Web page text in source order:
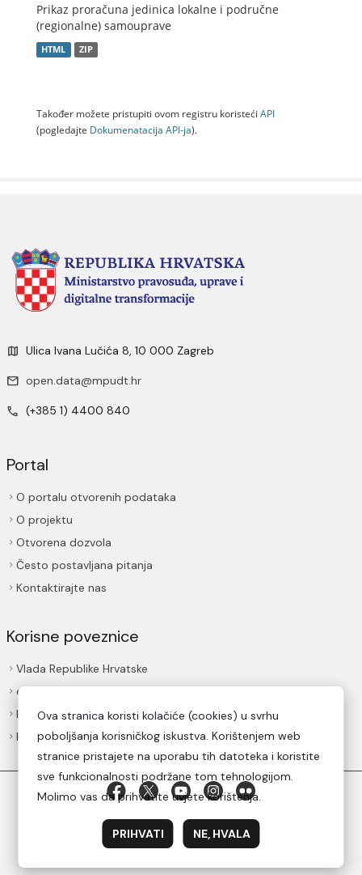
Prikaz proračuna jedinica lokalne i područne
(regionalne) samouprave
HTML ZIP
Također možete pristupiti ovom registru koristeći API
(pogledajte Dokumenаtаcijа API-jа).